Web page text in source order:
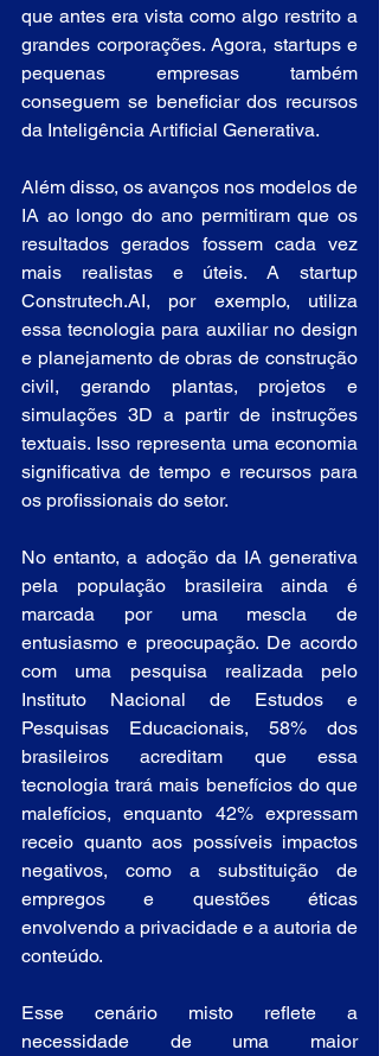
que antes era vista como algo restrito a
grandes corporações. Agora, startups e
pequenas empresas também
conseguem se beneficiar dos recursos
da Inteligência Artificial Generativa.
Além disso, os avanços nos modelos de
IA ao longo do ano permitiram que os
resultados gerados fossem cada vez
mais realistas e úteis. A startup
Construtech.AI, por exemplo, utiliza
essa tecnologia para auxiliar no design
e planejamento de obras de construção
civil, gerando plantas, projetos e
simulações 3D a partir de instruções
textuais. Isso representa uma economia
significativa de tempo e recursos para
os profissionais do setor.
No entanto, a adoção da IA generativa
pela população brasileira ainda é
marcada por uma mescla de
entusiasmo e preocupação. De acordo
com uma pesquisa realizada pelo
Instituto Nacional de Estudos e
Pesquisas Educacionais, 58% dos
brasileiros acreditam que essa
tecnologia trará mais benefícios do que
malefícios, enquanto 42% expressam
receio quanto aos possíveis impactos
negativos, como a substituição de
empregos e questões éticas
envolvendo a privacidade e a autoria de
conteúdo.
Esse cenário misto reflete a
necessidade de uma maior